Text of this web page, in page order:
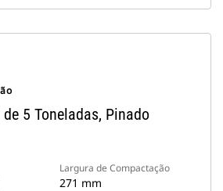
5 Toneladas, Pinado
Largura de Compactação
271 mm